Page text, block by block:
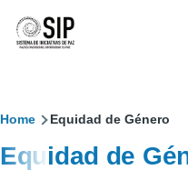
Sobrescribir
enlaces
Home Equidad de Género
Equidad de